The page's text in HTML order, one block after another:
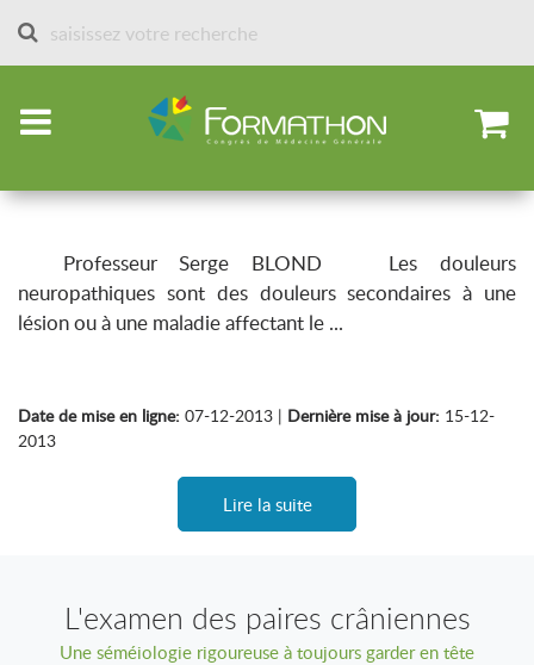
Accueil Articles par spécialités Neurologie
Les douleurs neuropathiques
Professeur Serge BLOND Les douleurs
neuropathiques sont des douleurs secondaires à une
lésion ou à une maladie affectant le ...
Date de mise en ligne: 07-12-2013 | Dernière mise à jour: 15-12-
2013
Lire la suite
L'examen des paires crâniennes
Une séméiologie rigoureuse à toujours garder en tête